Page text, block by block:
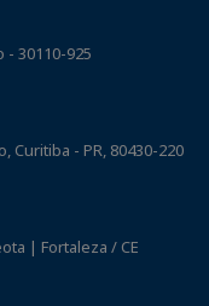
- 30110-925
Curitiba - PR, 80430-220
| Fortaleza / CE